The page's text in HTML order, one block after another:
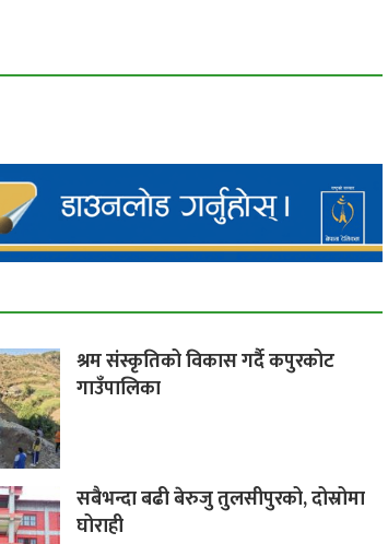
श्रम संस्कृतिको विकास गर्दै कपुरकोट
गाउँपालिका
सबैभन्दा बढी बेरुजु तुलसीपुरको, दोस्रोमा
घोराही